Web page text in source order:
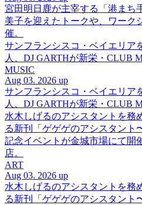
宮田明日鹿が主宰する「港まち
美子を迎えたトークや、ワーク
催。
サンフランシスコ・ベイエリア
人、DJ GARTHが新栄・CLUB
MUSIC
Aug 03. 2026 up
サンフランシスコ・ベイエリア
人、DJ GARTHが新栄・CLUB
水木しげるのアシスタントを務
る新刊「ゲゲゲのアシスタント
記念イベントが金城市場にて開
店。
ART
Aug 03. 2026 up
水木しげるのアシスタントを務
る新刊「ゲゲゲのアシスタント